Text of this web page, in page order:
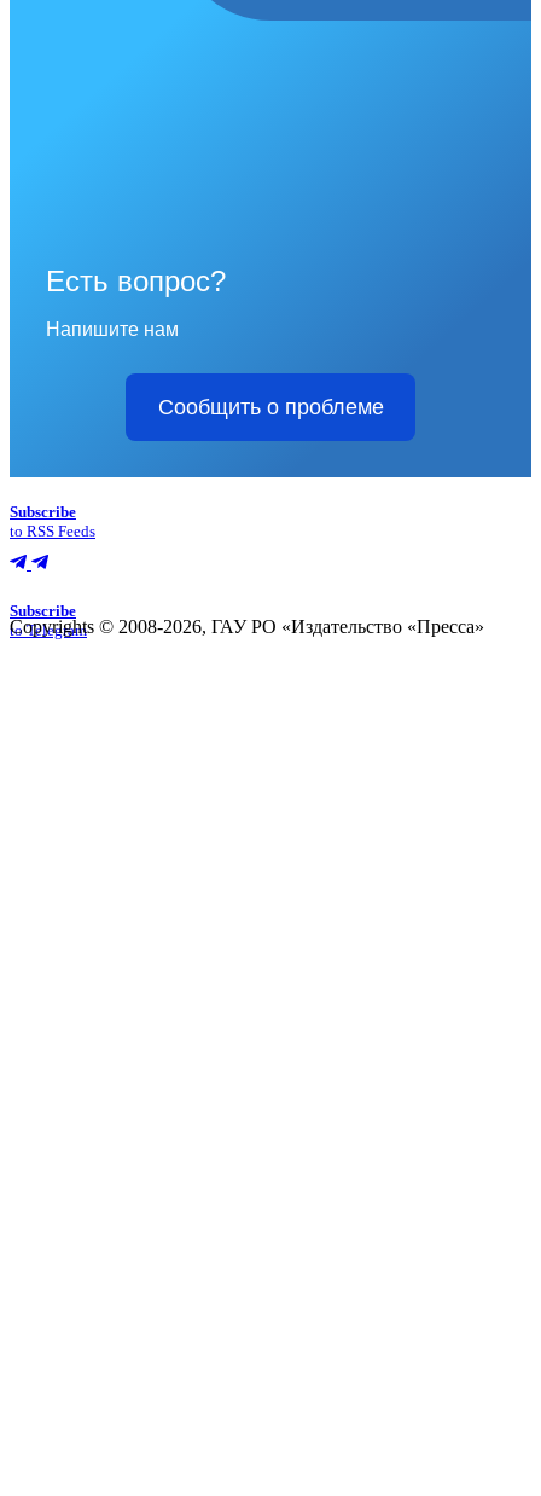
Есть вопрос?
Напишите нам
Сообщить о проблеме
Subscribe
to RSS Feeds
Subscribe
to Telegram
Copyrights © 2008-2026, ГАУ РО «Издательство «Пресса»